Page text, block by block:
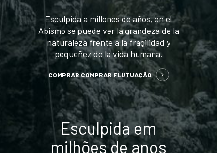
Esculpida a millones de años, en el
Abismo se puede ver la grandeza de la
naturaleza frente a la fragilidad y
pequeñez de la vida humana.
COMPRARCOMPRAR FLUTUAÇÃO
Esculpida em
milhões de anos